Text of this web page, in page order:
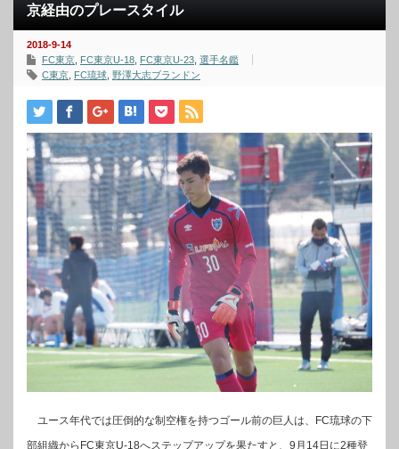
京経由のプレースタイル
2018-9-14
FC東京 FC東京U-18 FC東京U-23 選手名鑑
C東京 FC琉球 野澤大志ブランドン
ユース年代では圧倒的な制空権を持つゴール前の巨人は、FC琉球の下
部組織からFC東京U-18へステップアップを果たすと、9月14日に2種登